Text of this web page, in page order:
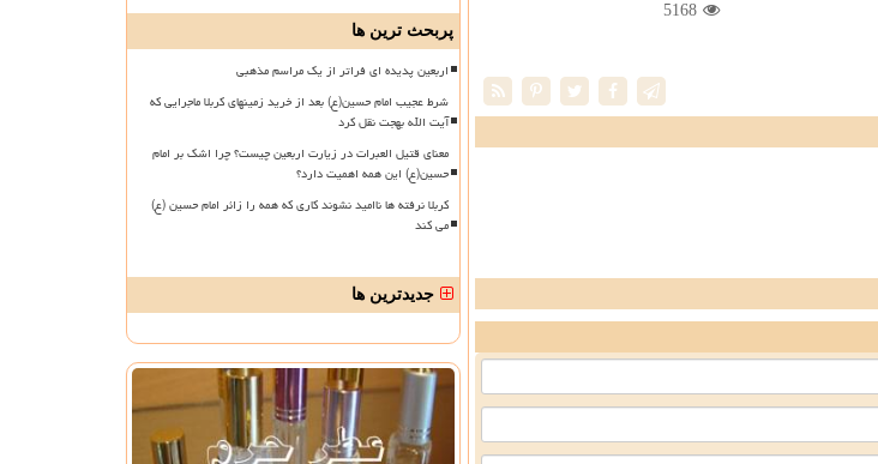
5168
پربحث ترین ها
اربعین پدیده ای فراتر از یک مراسم مذهبی
شرط عجیب امام حسین(ع) بعد از خرید زمینهای کربلا ماجرایی که
آیت الله بهجت نقل کرد
معنای قتیل العبرات در زیارت اربعین چیست؟ چرا اشک بر امام
حسین(ع) این همه اهمیت دارد؟
کربلا نرفته ها ناامید نشوند کاری که همه را زائر امام حسین (ع)
می کند
جدیدترین ها